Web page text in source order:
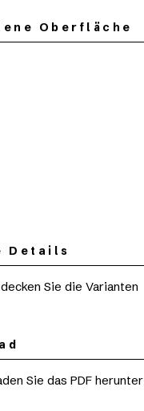
Oberfläche
Details
Sie die Varianten
Sie das PDF herunter